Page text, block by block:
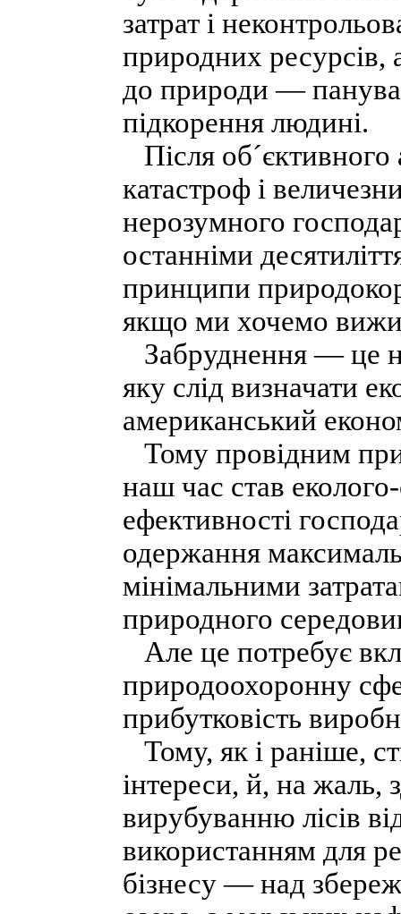
затрат і
природних
до природи —
підкорення людині.
Після об´єктивного
катастроф і
нерозумного
останніми
принципи
якщо ми хочемо
Забруднення — це
яку слід визначати
американський
Тому провідним
наш час став
ефективності
одержання
мінімальними
природного
Але це потребує
природоохоронну
прибутковість
Тому, як і раніше,
інтереси, й, на жаль,
вирубуванню лісів
використанням для
бізнесу — над